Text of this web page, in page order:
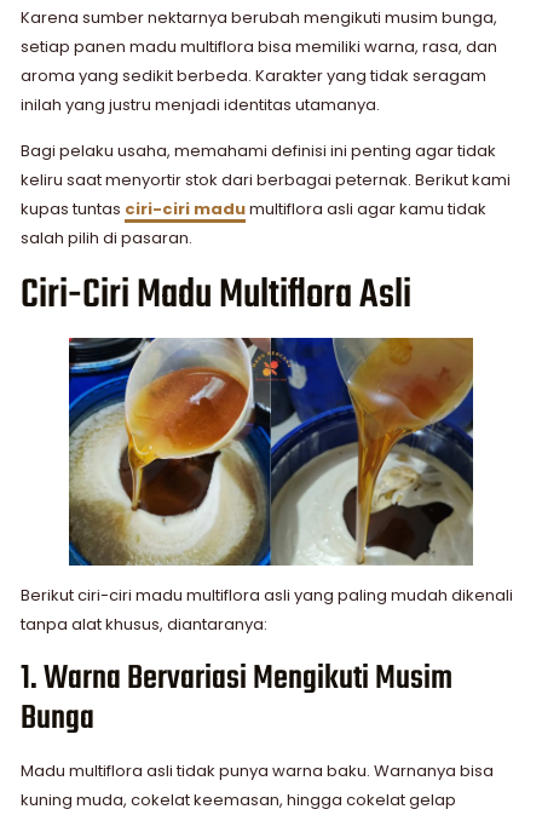
Karena sumber nektarnya berubah mengikuti musim bunga,
setiap panen madu multiflora bisa memiliki warna, rasa, dan
aroma yang sedikit berbeda. Karakter yang tidak seragam
inilah yang justru menjadi identitas utamanya.
Bagi pelaku usaha, memahami definisi ini penting agar tidak
keliru saat menyortir stok dari berbagai peternak. Berikut kami
kupas tuntas ciri-ciri madumultiflora asli agar kamu tidak
salah pilih di pasaran.
Ciri-Ciri Madu Multiflora Asli
Berikut ciri-ciri madu multiflora asli yang paling mudah dikenali
tanpa alat khusus, diantaranya:
1. Warna Bervariasi Mengikuti Musim
Bunga
Madu multiflora asli tidak punya warna baku. Warnanya bisa
kuning muda, cokelat keemasan, hingga cokelat gelap